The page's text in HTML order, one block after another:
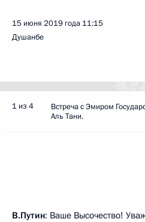
15 июня 2019 года 11:15
Душанбе
1 из 4
Встреча с Эмиром
Аль Тани.
В.Путин: Ваше Высочество!